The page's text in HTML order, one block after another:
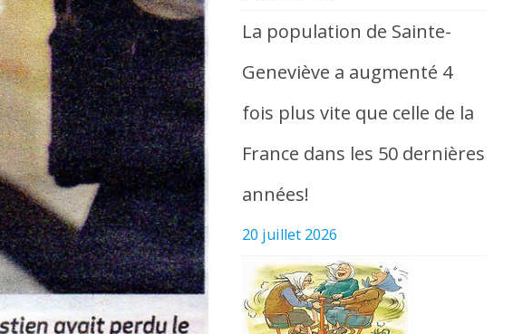
La population de Sainte-
Geneviève a augmenté 4
fois plus vite que celle de la
France dans les 50 dernières
années!
20 juillet 2026